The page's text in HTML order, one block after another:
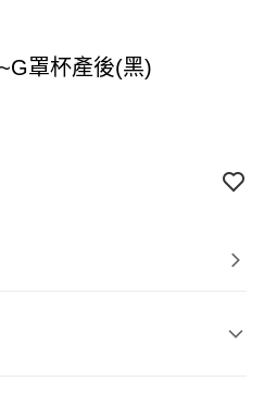
罩杯產後(黑)